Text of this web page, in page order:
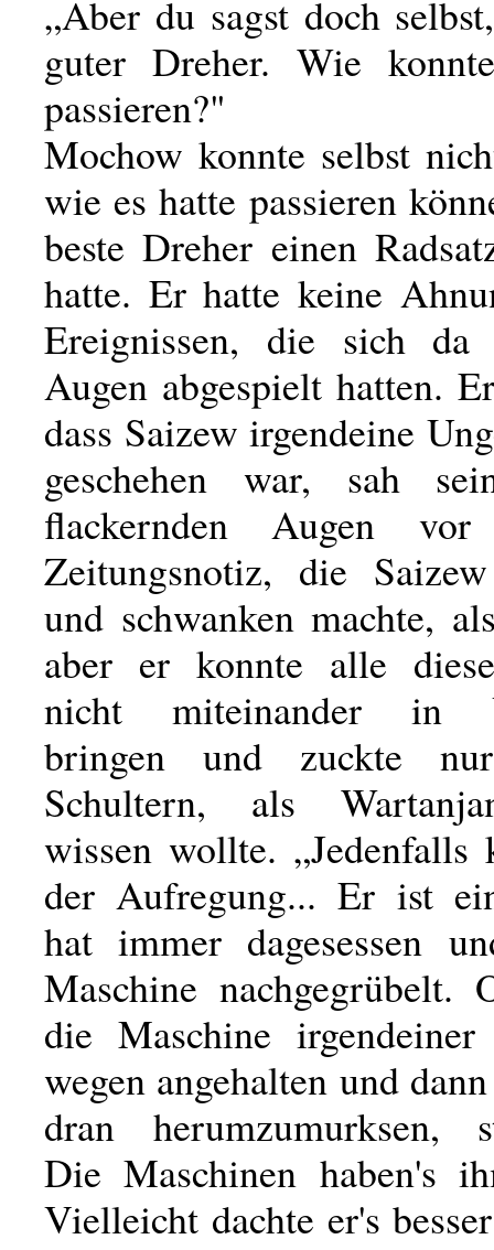
„Aber du sagst doch
guter Dreher. Wie
passieren?"
Mochow konnte selbst
wie es hatte passieren
beste Dreher einen
hatte. Er hatte keine
Ereignissen, die sich da
Augen abgespielt hatten.
dass Saizew irgendeine
geschehen war, sah
flackernden Augen
Zeitungsnotiz, die
und schwanken machte,
aber er konnte alle
nicht miteinander in
bringen und zuckte
Schultern, als
wissen wollte. „Jedenfalls
der Aufregung... Er ist
hat immer dagesessen
Maschine nachgegrübelt.
die Maschine
wegen angehalten und
dran herumzumurksen,
Die Maschinen haben's
Vielleicht dachte er's